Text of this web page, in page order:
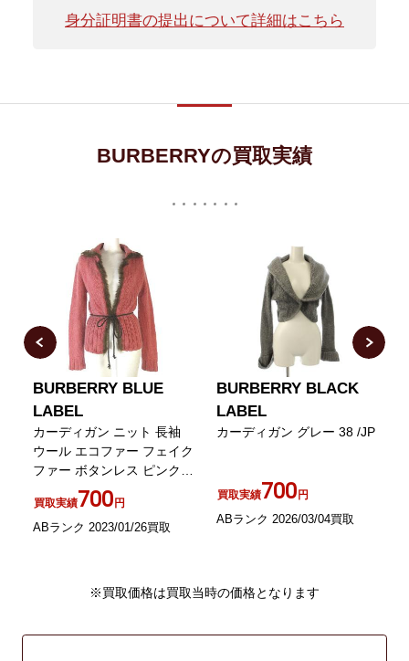
身分証明書の提出について詳細はこちら
BURBERRYの買取実績
BURBERRY BLUE
LABEL
カーディガン ニット 長袖
ウール エコファー フェイク
ファー ボタンレス ピンク
買取実績700円
ABランク 2023/01/26買取
BURBERRY BLACK
LABEL
カーディガン グレー 38 /JP
買取実績700円
ABランク 2026/03/04買取
※買取価格は買取当時の価格となります